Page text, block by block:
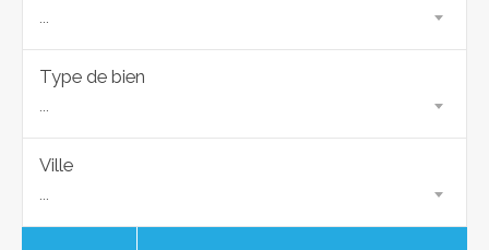
...
Type de bien
...
Ville
...